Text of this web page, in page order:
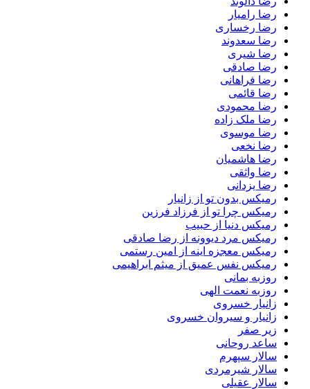
رضا رامیار
رضا رخساری
رضا سعدوند
رضا شیری
رضا صادقی
رضا فراهانی
رضا قائمی
رضا محمودی
رضا ملک زاده
رضا موسوی
رضا نخعی
رضا هاشمیان
رضا واثقی
رضا یزدانی
رمیکس بدون تو از زانیار
رمیکس چرا تو از فرزاد فرزین
رمیکس دنیا از حبیب
رمیکس مرد دیوونه از رضا صادقی
رمیکس معجزه اینه از امین رستمی
رمیکس نفس عمیق از میثم ابراهیمی
روزبه بمانی
روزبه نعمت الهی
زانیار خسروی
زانیار و سیروان خسروی
زیر صفر
ساعد روحانی
سالار سپهرم
سالار شیرمردی
سالار عقیلی